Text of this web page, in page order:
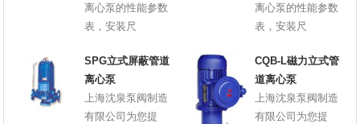
离心泵的性能参数
表，安装尺
离心泵的性能参数
表，安装尺
SPG立式屏蔽管道
离心泵
上海沈泉泵阀制造
有限公司为您提
CQB-L磁力立式管
道离心泵
上海沈泉泵阀制造
有限公司为您提